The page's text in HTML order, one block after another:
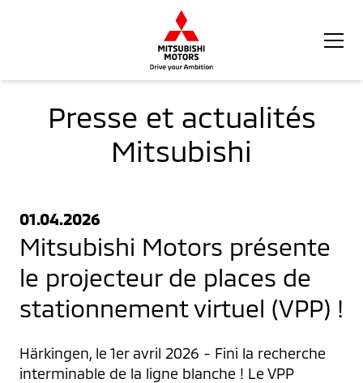
Presse et actualités
Mitsubishi
01.04.2026
Mitsubishi Motors présente
le projecteur de places de
stationnement virtuel (VPP) !
Härkingen, le 1er avril 2026 - Fini la recherche
interminable de la ligne blanche ! Le VPP